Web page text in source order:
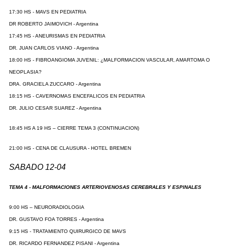
17:30 HS - MAVS EN PEDIATRIA
DR ROBERTO JAIMOVICH - Argentina
17:45 HS - ANEURISMAS EN PEDIATRIA
DR. JUAN CARLOS VIANO - Argentina
18:00 HS - FIBROANGIOMA JUVENIL: ¿MALFORMACION VASCULAR, AMARTOMA O
NEOPLASIA?
DRA. GRACIELA ZUCCARO - Argentina
18:15 HS - CAVERNOMAS ENCEFALICOS EN PEDIATRIA
DR. JULIO CESAR SUAREZ - Argentina
18:45 HS A 19 HS – CIERRE TEMA 3 (CONTINUACION)
21:00 HS - CENA DE CLAUSURA - HOTEL BREMEN
SABADO 12-04
TEMA 4 - MALFORMACIONES ARTERIOVENOSAS CEREBRALES Y ESPINALES
9:00 HS – NEURORADIOLOGIA
DR. GUSTAVO FOA TORRES - Argentina
9:15 HS - TRATAMIENTO QUIRURGICO DE MAVS
DR. RICARDO FERNANDEZ PISANI - Argentina